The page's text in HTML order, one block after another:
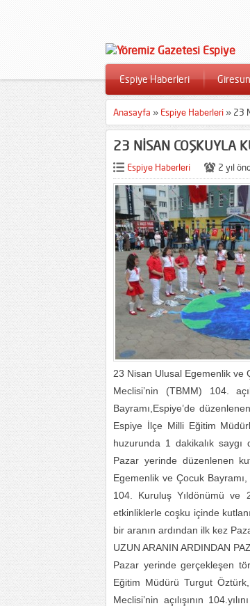
Espiye Haberleri
Anasayfa » Espiye Haberleri » 23
23 NİSAN COŞKUYLA
Espiye Haberleri 2 yıl
23 Nisan Ulusal Egemenlik ve
Meclisi’nin (TBMM) 104.
Bayramı,Espiye’de
Espiye İlçe Milli Eğitim
huzurunda 1 dakikalık saygı
Pazar yerinde düzenlenen
Egemenlik ve Çocuk
104. Kuruluş Yıldönümü ve
etkinliklerle coşku içinde
bir aranın ardından ilk kez
UZUN ARANIN ARDINDAN
Pazar yerinde gerçekleşen
Eğitim Müdürü Turgut
Meclisi’nin açılışının